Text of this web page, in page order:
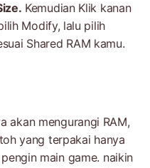
Kemudian Klik kanan
Modify, lalu pilih
Shared RAM kamu.
akan mengurangi RAM,
yang terpakai hanya
main game. naikin